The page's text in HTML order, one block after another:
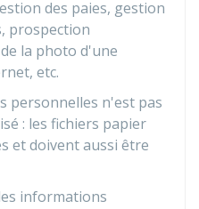
des paies, gestion
prospection
la photo d'une
etc.
personnelles n'est pas
: les fichiers papier
et doivent aussi être
informations